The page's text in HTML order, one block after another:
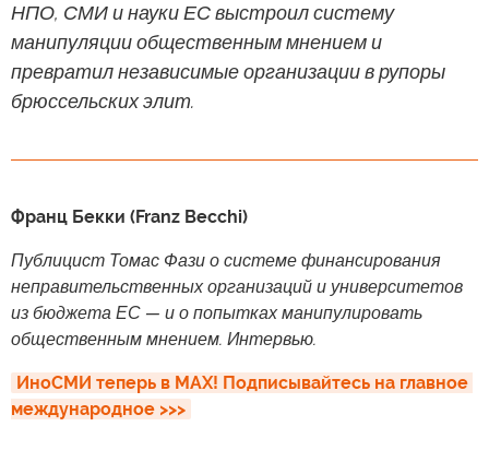
НПО, СМИ и науки ЕС выстроил систему
манипуляции общественным мнением и
превратил независимые организации в рупоры
брюссельских элит.
Франц Бекки (Franz Becchi)
Публицист Томас Фази о системе финансирования
неправительственных организаций и университетов
из бюджета ЕС — и о попытках манипулировать
общественным мнением. Интервью.
ИноСМИ теперь в MAX! Подписывайтесь на главное
международное >>>